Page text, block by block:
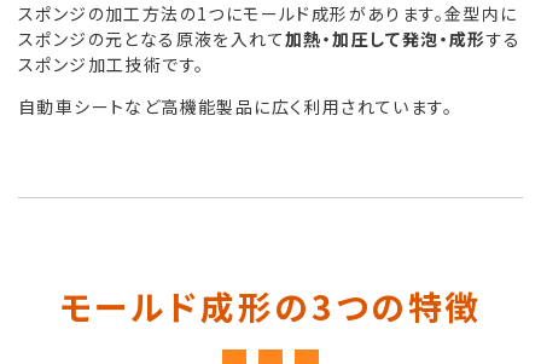
スポンジの加工方法の1つにモールド成形があります。金型内に
スポンジの元となる原液を入れて加熱・加圧して発泡・成形する
スポンジ加工技術です。
自動車シートなど高機能製品に広く利用されています。
モールド成形の3つの特徴